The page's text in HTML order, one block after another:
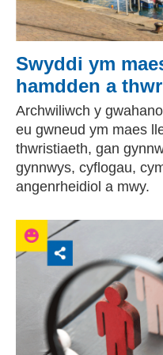
Swyddi ym
hamdden a
Archwiliwch y
eu gwneud ym maes
thwristiaeth, gan
gynnwys, cyflogau,
angenrheidiol a mwy.